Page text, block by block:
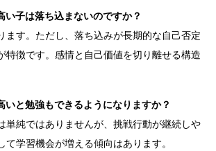
い子は落ち込まないのですか？
ます。ただし、落ち込みが長期的な自己否定
特徴です。感情と自己価値を切り離せる構造
いと勉強もできるようになりますか？
単純ではありませんが、挑戦行動が継続しや
て学習機会が増える傾向はあります。